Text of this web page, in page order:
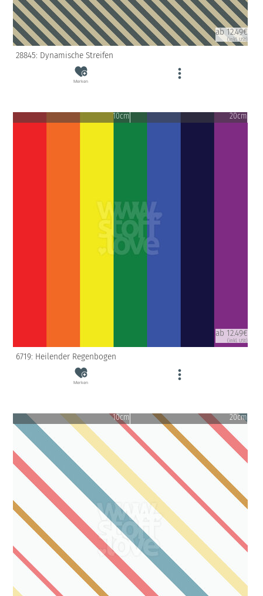
ab 12.49€
(inkl. USt)
28845: Dynamische Streifen
Merken
10cm 20cm
ab 12.49€
(inkl. USt)
6719: Heilender Regenbogen
Merken
10cm 20cm